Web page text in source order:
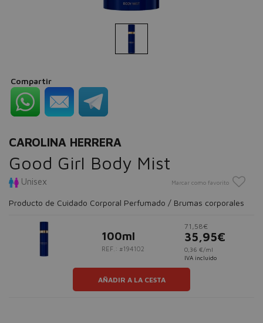
Compartir
CAROLINA HERRERA
Good Girl Body Mist
Unisex Marcar como favorito
Producto de Cuidado Corporal Perfumado / Brumas corporales
100ml
REF.: #194102
71,58€
35,95€
0,36 €/ml
IVA incluido
AÑADIR A LA CESTA